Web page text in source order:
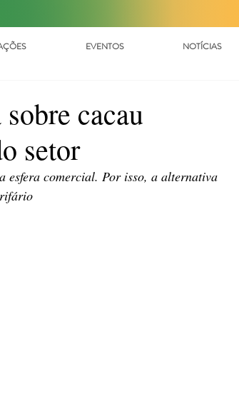
EVENTOS NOTÍCIAS
cacau
setor
esfera comercial. Por isso, a alternativa